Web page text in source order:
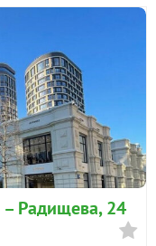
– Радищева, 24